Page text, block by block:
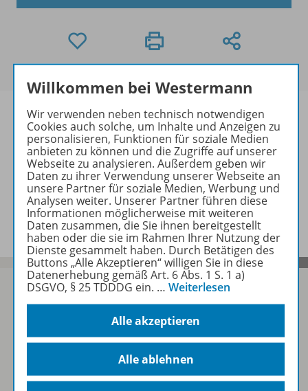
Informationen
Beschreibung
Willkommen bei Westermann
Wir verwenden neben technisch notwendigen
Cookies auch solche, um Inhalte und Anzeigen zu
personalisieren, Funktionen für soziale Medien
anbieten zu können und die Zugriffe auf unserer
Webseite zu analysieren. Außerdem geben wir
Daten zu ihrer Verwendung unserer Webseite an
unsere Partner für soziale Medien, Werbung und
Analysen weiter. Unserer Partner führen diese
Informationen möglicherweise mit weiteren
Daten zusammen, die Sie ihnen bereitgestellt
haben oder die sie im Rahmen Ihrer Nutzung der
Dienste gesammelt haben. Durch Betätigen des
Buttons „Alle Akzeptieren“ willigen Sie in diese
Datenerhebung gemäß Art. 6 Abs. 1 S. 1 a)
DSGVO, § 25 TDDDG ein. … Weiterlesen
Alle akzeptieren
Alle ablehnen